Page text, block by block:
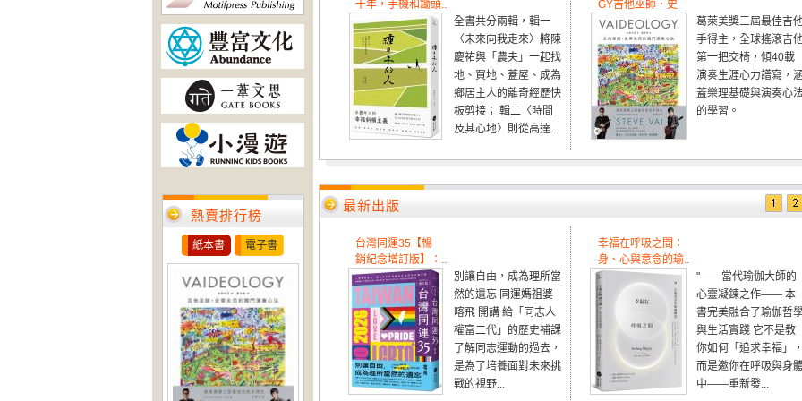
熱賣排行榜
紙本書 電子書
十年，手機和鋤頭..
全書共分兩輯，輯一
〈未來向我走來〉將陳
慶祐與「農夫」一起找
地、買地、蓋屋、成為
鄉居主人的離奇經歷快
板剪接； 輯二〈時間
及其心地〉則從高達...
GY吉他巫師．史
葛萊美獎三屆最佳吉
手得主，全球搖滾吉
第一把交椅，傾40載
演奏生涯心力譜寫，涵
蓋樂理基礎與演奏心
的學習。
最新出版
台灣同運35【暢
銷紀念增訂版】：..
別讓自由，成為理所當
然的遺忘 同運媽祖婆
喀飛 開講 給「同志人
權富二代」的歷史補課
了解同志運動的過去，
是為了培養面對未來挑
戰的視野...
幸福在呼吸之間：
身、心與意念的瑜..
"——當代瑜伽大師的
心靈凝鍊之作—— 本
書完美融合了瑜伽哲
與生活實踐 它不是教
你如何「追求幸福」，
而是邀你在呼吸與身
中——重新發...